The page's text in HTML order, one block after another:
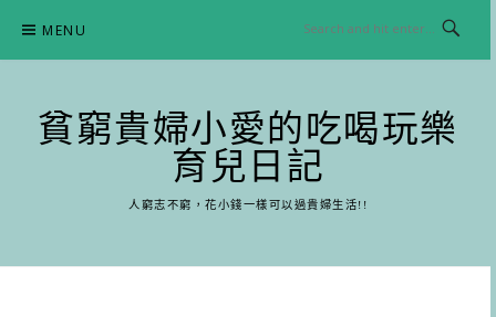
content
MENU
貧窮貴婦小愛的吃喝玩樂
育兒日記
人窮志不窮，花小錢一樣可以過貴婦生活!!